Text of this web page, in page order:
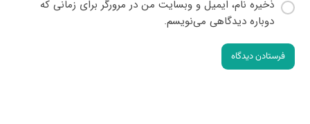
ذخیره نام، ایمیل و وبسایت من در مرورگر برای زمانی که
دوباره دیدگاهی می‌نویسم.
فرستادن دیدگاه